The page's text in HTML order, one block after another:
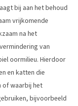
bij aan het behoud
vrijkomende
na het
van
oormilieu. Hierdoor
en katten die
of waarbij het
bijvoorbeeld